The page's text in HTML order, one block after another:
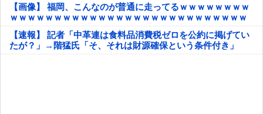
【画像】 福岡、こんなのが普通に走ってるｗｗｗｗｗｗｗｗ
ｗｗｗｗｗｗｗｗｗｗｗｗｗｗｗｗｗｗｗｗｗｗｗｗｗｗｗ
ｗｗｗｗｗ
【速報】 記者「中革連は食料品消費税ゼロを公約に掲げてい
たが？」→階猛氏「そ、それは財源確保という条件付き」